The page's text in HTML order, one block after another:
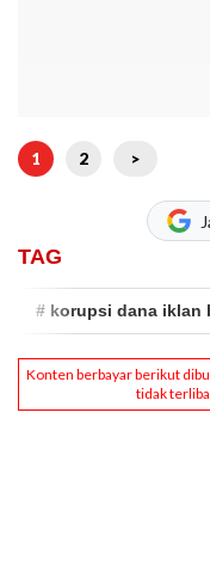
1 2 >
TAG
# korupsi dana iklan bjb